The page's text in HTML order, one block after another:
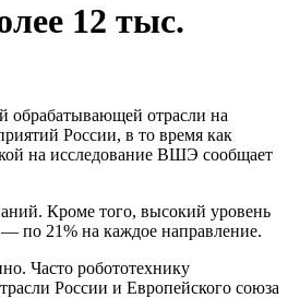
12 тыс.
обрабатывающей отрасли на
России, в то время как
на исследование ВШЭ сообщает
Кроме того, высокий уровень
по 21% на каждое направление.
Часто робототехнику
России и Европейского союза